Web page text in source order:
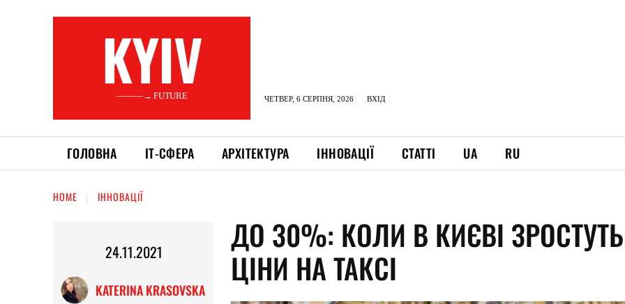
KYIV
———→ FUTURE ЧЕТВЕР, 6 СЕРПНЯ, 2026 ВХІД
ГОЛОВНА ІТ-СФЕРА АРХІТЕКТУРА ІННОВАЦІЇ СТАТТІ UA RU
HOME ІННОВАЦІЇ
24.11.2021
KATERINA KRASOVSKA
ДО 30%: КОЛИ В КИЄВІ ЗРОСТУТЬ
ЦІНИ НА ТАКСІ